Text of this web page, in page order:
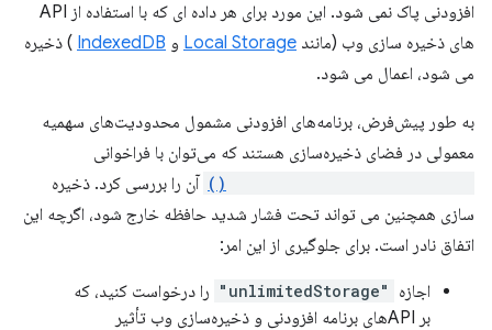
افزودنی پاک نمی شود. این مورد برای هر داده ای که با استفاده از API
های ذخیره سازی وب (مانند Local Storage و IndexedDB ) ذخیره
می شود، اعمال می شود.
به طور پیش‌فرض، برنامه‌های افزودنی مشمول محدودیت‌های سهمیه
معمولی در فضای ذخیره‌سازی هستند که می‌توان با فراخوانی
آن را بررسی کرد. ذخیره
سازی همچنین می تواند تحت فشار شدید حافظه خارج شود، اگرچه این
اتفاق نادر است. برای جلوگیری از این امر:
اجازه "unlimitedStorage"
را درخواست کنید، که
بر APIهای برنامه افزودنی و ذخیره‌سازی وب تأثیر